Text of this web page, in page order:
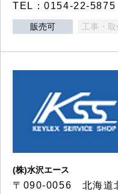
TEL：0154-22-5875
販売可 工事・取
(株)水沢エース
〒090-0056 北海道